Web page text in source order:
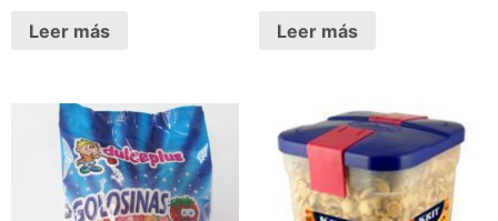
Leer más Leer más